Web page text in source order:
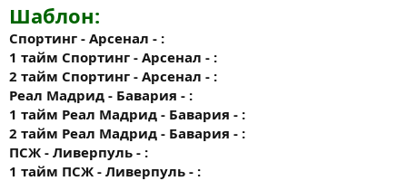
Шаблон:
Спортинг - Арсенал - :
1 тайм Спортинг - Арсенал - :
2 тайм Спортинг - Арсенал - :
Реал Мадрид - Бавария - :
1 тайм Реал Мадрид - Бавария - :
2 тайм Реал Мадрид - Бавария - :
ПСЖ - Ливерпуль - :
1 тайм ПСЖ - Ливерпуль - :